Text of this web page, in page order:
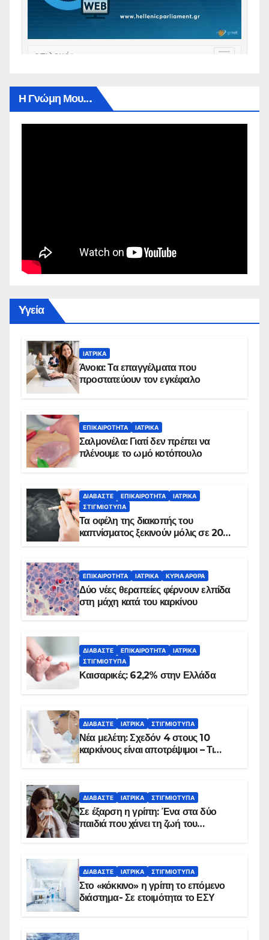
Η Γνώμη Μου…
Yγεία
ΙΑΤΡΙΚΆ
Άνοια: Τα επαγγέλματα που
προστατεύουν τον εγκέφαλο
ΕΠΙΚΑΙΡΌΤΗΤΑ ΙΑΤΡΙΚΆ
Σαλμονέλα: Γιατί δεν πρέπει να
πλένουμε το ωμό κοτόπουλο
ΔΙΑΒΆΣΤΕ ΕΠΙΚΑΙΡΌΤΗΤΑ
ΙΑΤΡΙΚΆ
ΣΤΙΓΜΙΌΤΥΠΑ
Τα οφέλη της διακοπής του
καπνίσματος ξεκινούν μόλις σε 20
ΕΠΙΚΑΙΡΌΤΗΤΑ ΙΑΤΡΙΚΆ ΚΥΡΙΑ ΑΡΘΡΑ
Δύο νέες θεραπείες φέρνουν ελπίδα
στη μάχη κατά του καρκίνου
ΔΙΑΒΆΣΤΕ ΕΠΙΚΑΙΡΌΤΗΤΑ
ΙΑΤΡΙΚΆ
ΣΤΙΓΜΙΌΤΥΠΑ
Καισαρικές: 62,2% στην Ελλάδα
ΔΙΑΒΆΣΤΕ ΙΑΤΡΙΚΆ ΣΤΙΓΜΙΌΤΥΠΑ
Νέα μελέτη: Σχεδόν 4 στους 10
καρκίνους είναι αποτρέψιμοι – Τι
ΔΙΑΒΆΣΤΕ ΙΑΤΡΙΚΆ ΣΤΙΓΜΙΌΤΥΠΑ
Σε έξαρση η γρίπη: Ένα στα δύο
παιδιά που χάνει τη ζωή του
ΔΙΑΒΆΣΤΕ ΙΑΤΡΙΚΆ ΣΤΙΓΜΙΌΤΥΠΑ
Στο «κόκκινο» η γρίπη το επόμενο
διάστημα- Σε ετοιμότητα το ΕΣΥ